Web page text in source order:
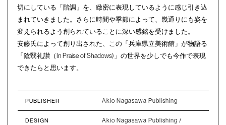
切にしている「階調」を、緻密に表現しているように感じ引き込
まれていきました。さらに時間や季節によって、幾通りにも姿を
変えられるよう創られていることに深い感銘を受けました。
安藤氏によって創り出された、この「兵庫県立美術館」が物語る
「陰翳礼讃（In Praise of Shadows)」の世界を少しでも今作で表現
できたらと思います。
PUBLISHER Akio Nagasawa Publishing
DESIGN
Akio Nagasawa Publishing /